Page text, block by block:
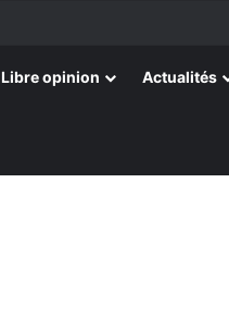
Libre opinion Actualités